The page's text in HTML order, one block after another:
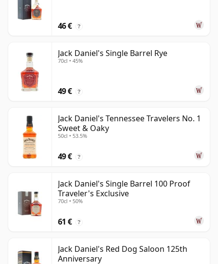
46 € ?
Jack Daniel's Single Barrel Rye
70cl • 45%
49 € ?
Jack Daniel's Tennessee Travelers No. 1
Sweet & Oaky
50cl • 53.5%
49 € ?
Jack Daniel's Single Barrel 100 Proof
Traveler's Exclusive
70cl • 50%
61 € ?
Jack Daniel's Red Dog Saloon 125th
Anniversary